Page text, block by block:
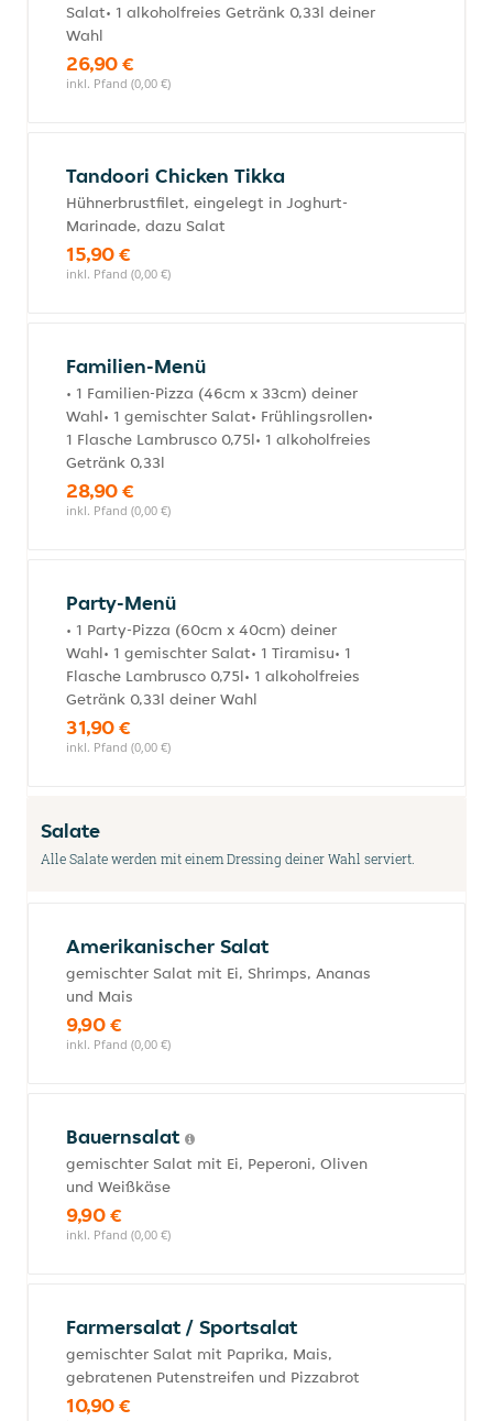
Salat• 1 alkoholfreies Getränk 0,33l deiner
Wahl
26,90 €
inkl. Pfand (0,00 €)
Tandoori Chicken Tikka
Hühnerbrustfilet, eingelegt in Joghurt-
Marinade, dazu Salat
15,90 €
inkl. Pfand (0,00 €)
Familien-Menü
• 1 Familien-Pizza (46cm x 33cm) deiner
Wahl• 1 gemischter Salat• Frühlingsrollen•
1 Flasche Lambrusco 0,75l• 1 alkoholfreies
Getränk 0,33l
28,90 €
inkl. Pfand (0,00 €)
Party-Menü
• 1 Party-Pizza (60cm x 40cm) deiner
Wahl• 1 gemischter Salat• 1 Tiramisu• 1
Flasche Lambrusco 0,75l• 1 alkoholfreies
Getränk 0,33l deiner Wahl
31,90 €
inkl. Pfand (0,00 €)
Salate
Alle Salate werden mit einem Dressing deiner Wahl serviert.
Amerikanischer Salat
gemischter Salat mit Ei, Shrimps, Ananas
und Mais
9,90 €
inkl. Pfand (0,00 €)
Bauernsalat
gemischter Salat mit Ei, Peperoni, Oliven
und Weißkäse
9,90 €
inkl. Pfand (0,00 €)
Farmersalat / Sportsalat
gemischter Salat mit Paprika, Mais,
gebratenen Putenstreifen und Pizzabrot
10,90 €